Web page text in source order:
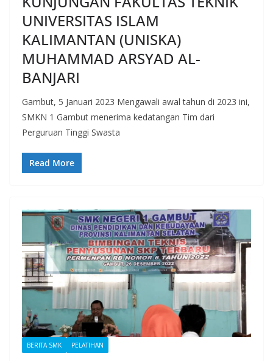
UNIVERSITAS ISLAM
KALIMANTAN (UNISKA)
MUHAMMAD ARSYAD AL-
BANJARI
Gambut, 5 Januari 2023 Mengawali awal tahun di 2023 ini,
SMKN 1 Gambut menerima kedatangan Tim dari
Perguruan Tinggi Swasta
Read More
BERITA SMK PELATIHAN